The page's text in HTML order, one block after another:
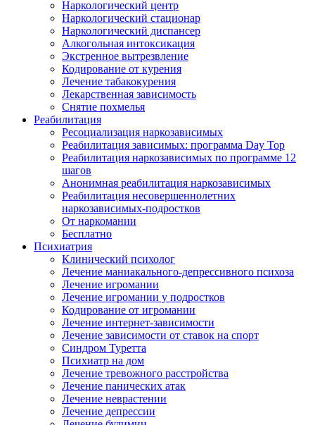
Наркологический центр
Наркологический стационар
Наркологический диспансер
Алкогольная интоксикация
Экстренное вытрезвление
Кодирование от курения
Лечение табакокурения
Лекарственная зависимость
Снятие похмелья
Реабилитация
Ресоциализация наркозависимых
Реабилитация зависимых: программа Day Top
Реабилитация наркозависимых по программе 12
шагов
Анонимная реабилитация наркозависимых
Реабилитация несовершеннолетних
наркозависимых-подростков
От наркомании
Бесплатно
Психиатрия
Клинический психолог
Лечение маниакального-депрессивного психоза
Лечение игромании
Лечение игромании у подростков
Кодирование от игромании
Лечение интернет-зависимости
Лечение зависимости от ставок на спорт
Синдром Туретта
Психиатр на дом
Лечение тревожного расстройства
Лечение панических атак
Лечение неврастении
Лечение депрессии